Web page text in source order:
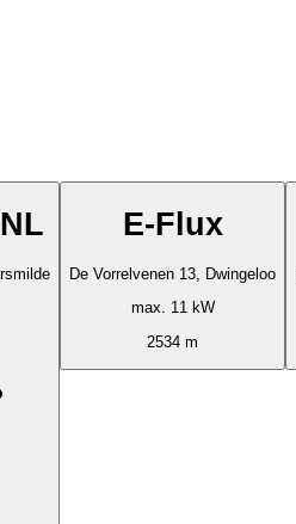
E-Flux
De Vorrelvenen 13, Dwingeloo
max. 11 kW
2534 m